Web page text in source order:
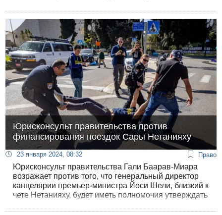
Юрисконсульт правительства против
финансирования поездок Сары Нетанияху
23 января 2024, 08:32 Право
Юрисконсульт правительства Гали Баарав-Миара
возражает против того, что генеральный директор
канцелярии премьер-министра Йоси Шели, близкий к
чете Нетанияху, будет иметь полномочия утверждать